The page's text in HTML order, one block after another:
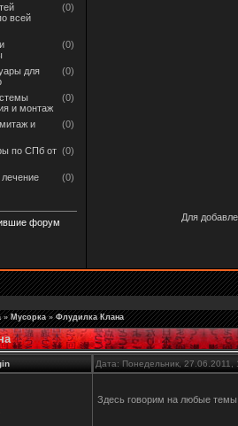
всей
(0)
(0)
для
(0)
и монтаж
(0)
и
(0)
по СПб от (0)
(0)
форум
Для
» Мусорка » Флудилка Клана
Дата: Понедельник,
Здесь говорим на любые